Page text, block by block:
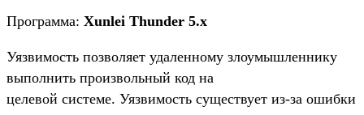
Программа: Xunlei Thunder 5.x
Уязвимость позволяет удаленному злоумышленнику
выполнить произвольный код на
целевой системе. Уязвимость существует из-за ошибки